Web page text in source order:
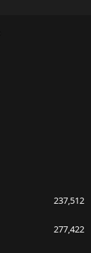
237,512
277,422